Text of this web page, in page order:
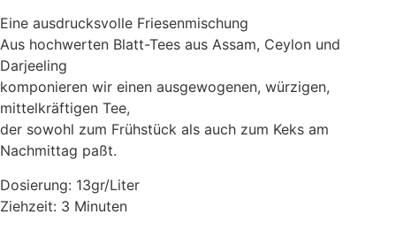
Eine ausdrucksvolle Friesenmischung
Aus hochwerten Blatt-Tees aus Assam, Ceylon und
Darjeeling
komponieren wir einen ausgewogenen, würzigen,
mittelkräftigen Tee,
der sowohl zum Frühstück als auch zum Keks am
Nachmittag paßt.
Dosierung: 13gr/Liter
Ziehzeit: 3 Minuten